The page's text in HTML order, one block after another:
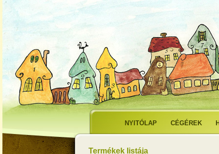
NYITÓLAP CÉGÉREK
Termékek listája